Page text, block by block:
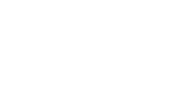
Diese Cookies